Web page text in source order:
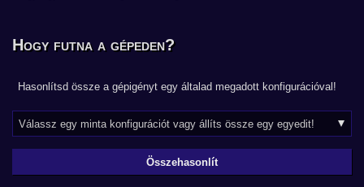
Hogy futna a gépeden?
Hasonlítsd össze a gépigényt egy általad megadott konfigurációval!